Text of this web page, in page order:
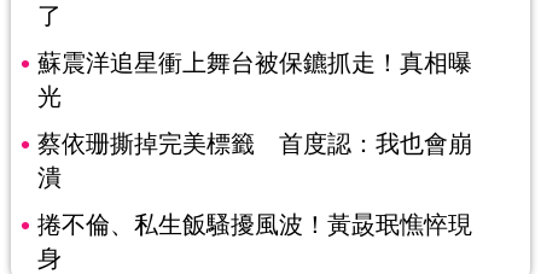
了
蘇震洋追星衝上舞台被保鑣抓走！真相曝
光
蔡依珊撕掉完美標籤 首度認：我也會崩
潰
捲不倫、私生飯騷擾風波！黃晸珉憔悴現
身